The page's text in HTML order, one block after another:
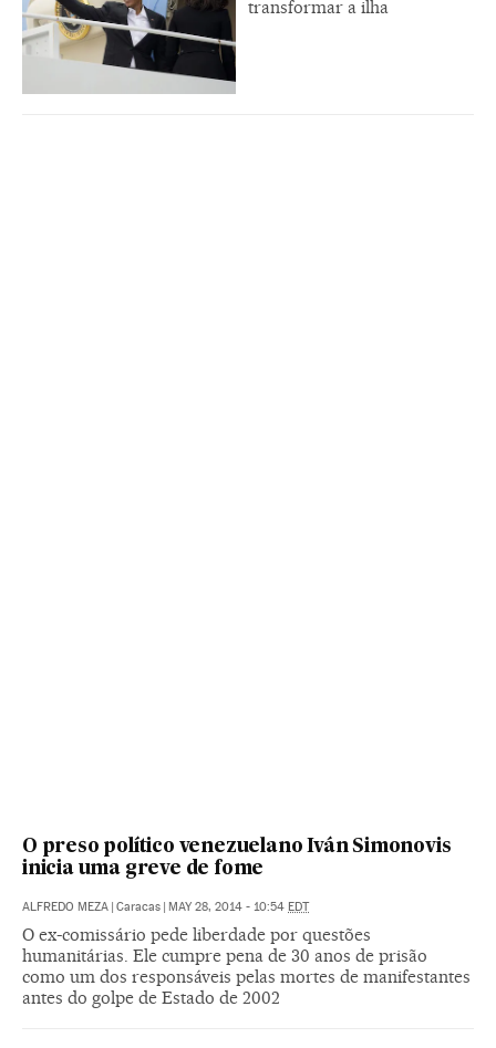
transformar a ilha
O preso político venezuelano Iván Simonovis
inicia uma greve de fome
ALFREDO MEZA | Caracas | MAY 28, 2014 - 10:54 EDT
O ex-comissário pede liberdade por questões
humanitárias. Ele cumpre pena de 30 anos de prisão
como um dos responsáveis pelas mortes de manifestantes
antes do golpe de Estado de 2002